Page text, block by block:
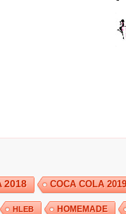
2018 COCA COLA 2019
HLEB HOMEMADE